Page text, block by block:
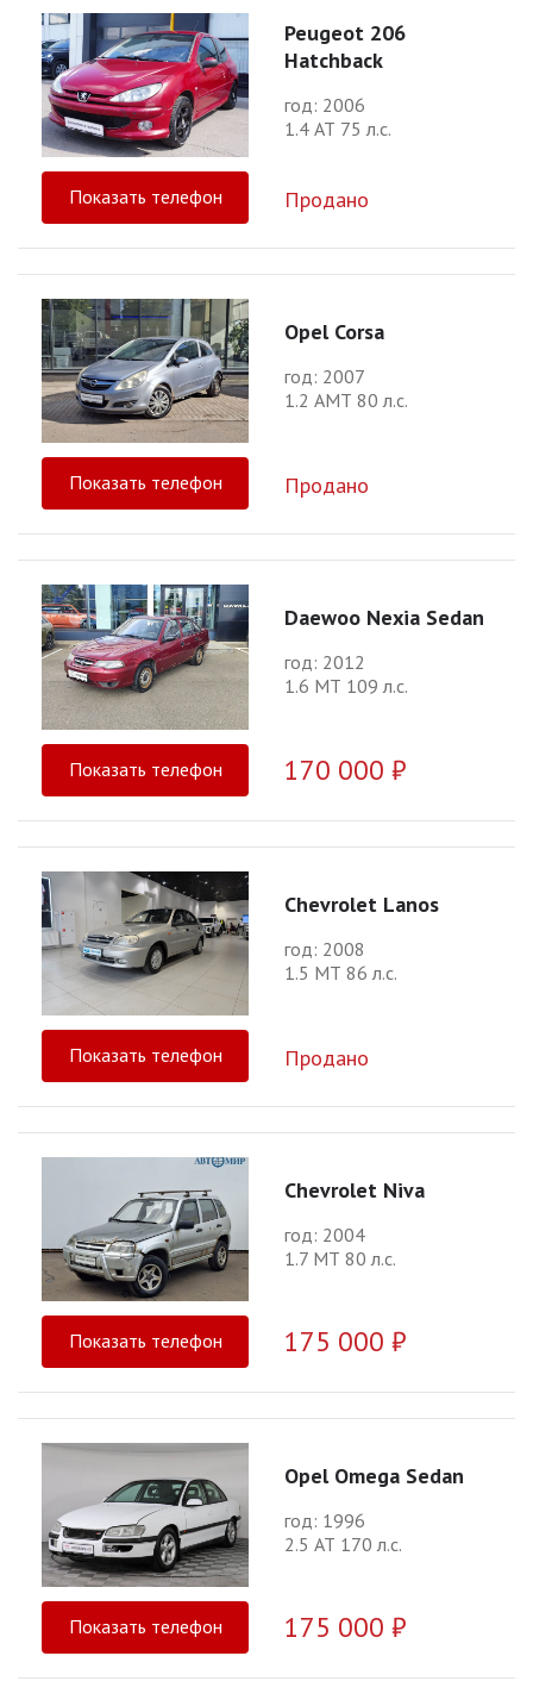
Peugeot 206
Hatchback
год: 2006
1.4 АТ 75 л.с.
Показать телефон Продано
Opel Corsa
год: 2007
1.2 АМТ 80 л.с.
Показать телефон Продано
Daewoo Nexia Sedan
год: 2012
1.6 МТ 109 л.с.
Показать телефон 170 000 ₽
Chevrolet Lanos
год: 2008
1.5 МТ 86 л.с.
Показать телефон Продано
Chevrolet Niva
год: 2004
1.7 МТ 80 л.с.
Показать телефон 175 000 ₽
Opel Omega Sedan
год: 1996
2.5 АТ 170 л.с.
Показать телефон 175 000 ₽